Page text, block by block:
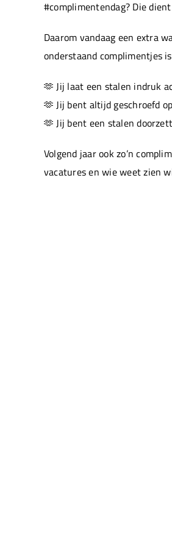
#complimentendag? Die
Daarom vandaag een extra
onderstaand complimentjes
🫶 Jij laat een stalen indruk
🫶 Jij bent altijd geschroefd
🫶 Jij bent een stalen
Volgend jaar ook zo’n
vacatures en wie weet zien